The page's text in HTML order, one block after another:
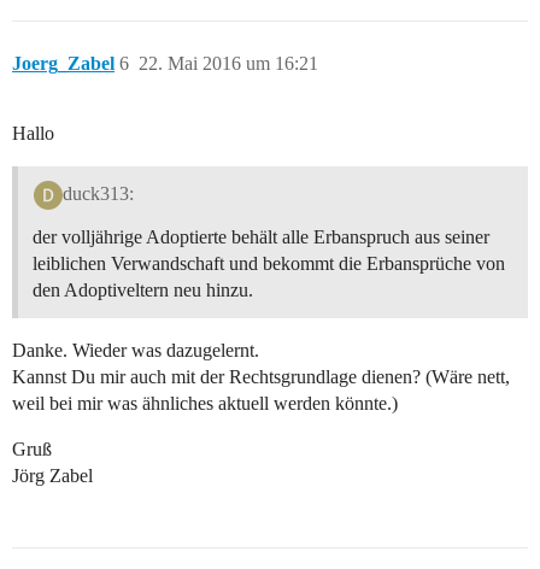
Joerg_Zabel 22. Mai 2016 um 16:21
6
Hallo
duck313:
der volljährige Adoptierte behält alle Erbanspruch aus seiner
leiblichen Verwandschaft und bekommt die Erbansprüche von
den Adoptiveltern neu hinzu.
Danke. Wieder was dazugelernt.
Kannst Du mir auch mit der Rechtsgrundlage dienen? (Wäre nett,
weil bei mir was ähnliches aktuell werden könnte.)
Gruß
Jörg Zabel